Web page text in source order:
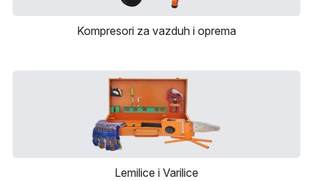
Kompresori za vazduh i oprema
Lemilice i Varilice